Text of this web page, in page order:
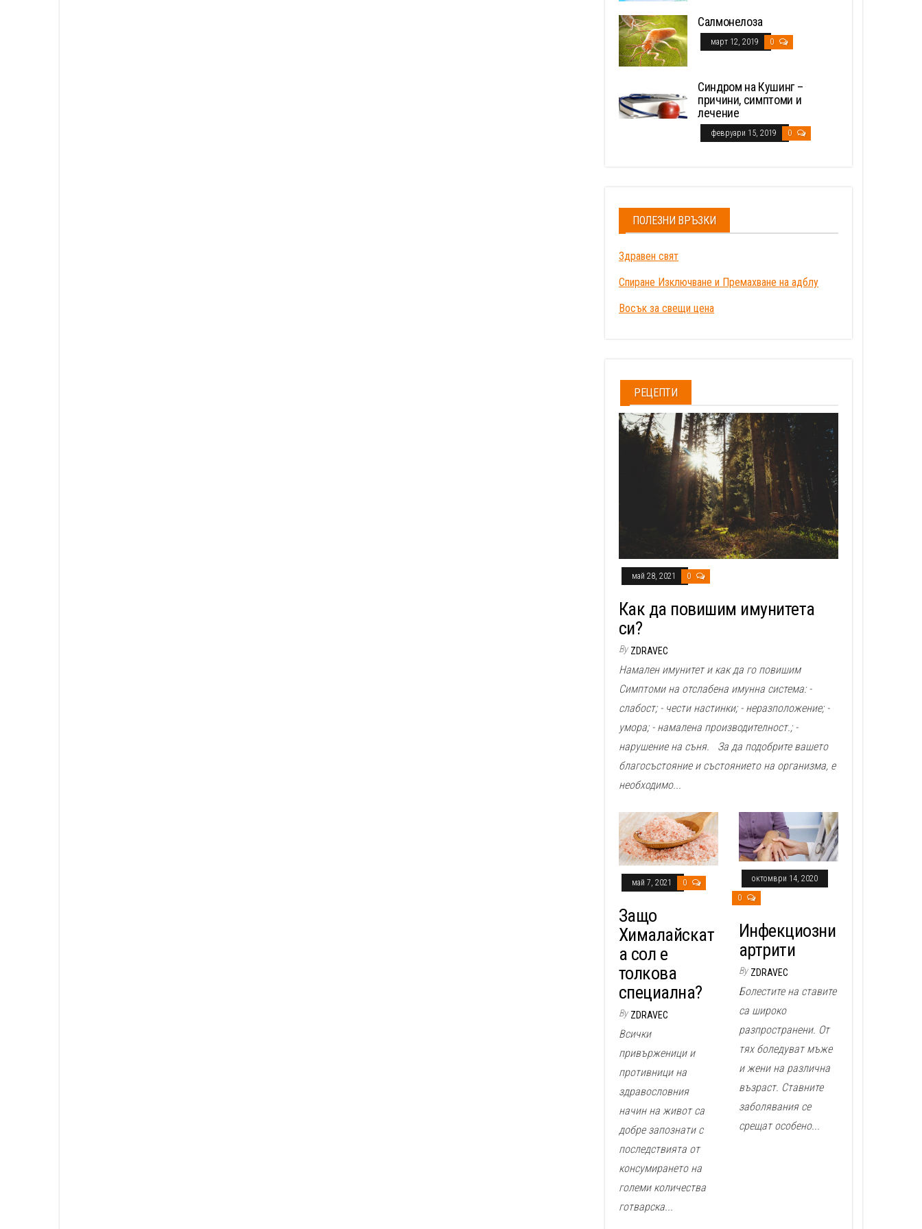
Салмонелоза
март 12, 2019 0
Синдром на Кушинг –
причини, симптоми и
лечение
февруари 15, 2019 0
ПОЛЕЗНИ ВРЪЗКИ
Здравен свят
Спиране Изключване и Премахване на адблу
Восък за свещи цена
РЕЦЕПТИ
май 28, 2021 0
Как да повишим имунитета
си?
By ZDRAVEC
Намален имунитет и как да го повишим
Симптоми на отслабена имунна система: -
слабост; - чести настинки; - неразположение; -
умора; - намалена производителност.; -
нарушение на съня. За да подобрите вашето
благосъстояние и състоянието на организма, е
необходимо...
май 7, 2021 0
Защо
Хималайскат
а сол е
толкова
специална?
By ZDRAVEC
Всички
привърженици и
противници на
здравословния
начин на живот са
добре запознати с
последствията от
консумирането на
големи количества
готварска...
октомври 14, 2020
0
Инфекциозни
артрити
By ZDRAVEC
Болестите на ставите
са широко
разпространени. От
тях боледуват мъже
и жени на различна
възраст. Ставните
заболявания се
срещат особено...